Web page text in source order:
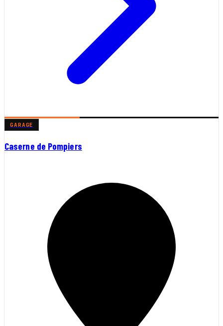
GARAGE
Caserne de Pompiers